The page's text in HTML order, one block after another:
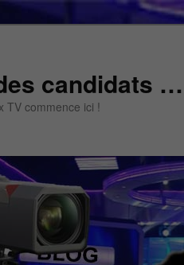
candidats
TV commence ici !